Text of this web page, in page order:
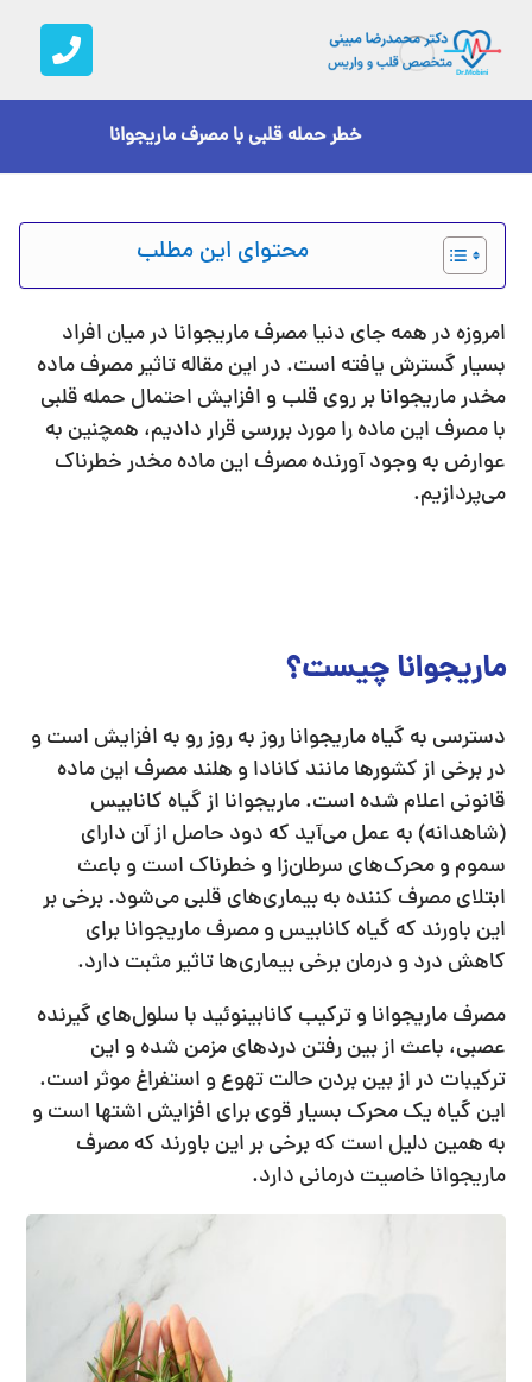
خطر حمله قلبی با مصرف ماریجوانا
محتوای این مطلب
امروزه در همه جای دنیا مصرف ماریجوانا در میان افراد
بسیار گسترش یافته است. در این مقاله تاثیر مصرف ماده
مخدر ماریجوانا بر روی قلب و افزایش احتمال حمله قلبی
با مصرف این ماده را مورد بررسی قرار دادیم، همچنین به
عوارض به وجود آورنده مصرف این ماده مخدر خطرناک
می‌پردازیم.
ماریجوانا چیست؟
دسترسی به گیاه ماریجوانا روز به روز رو به افزایش است و
در برخی از کشورها مانند کانادا و هلند مصرف این ماده
قانونی اعلام شده است. ماریجوانا از گیاه کانابیس
(شاهدانه) به عمل می‌آید که دود حاصل از آن دارای
سموم و محرک‌های سرطان‌زا و خطرناک است و باعث
ابتلای مصرف کننده به بیماری‌های قلبی می‌شود. برخی بر
این باورند که گیاه کانابیس و مصرف ماریجوانا برای
کاهش درد و درمان برخی بیماری‌ها تاثیر مثبت دارد.
مصرف ماریجوانا و ترکیب کانابینوئید با سلول‌های گیرنده
عصبی، باعث از بین رفتن دردهای مزمن شده و این
ترکیبات در از بین بردن حالت تهوع و استفراغ موثر است.
این گیاه یک محرک بسیار قوی برای افزایش اشتها است و
به همین دلیل است که برخی بر این باورند که مصرف
ماریجوانا خاصیت درمانی دارد.